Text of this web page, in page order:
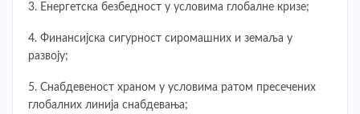
3. Енергетска безбедност у условима глобалне кризе;
4. Финансијска сигурност сиромашних и земаља у
развоју;
5. Снабдевеност храном у условима ратом пресечених
глобалних линија снабдевања;